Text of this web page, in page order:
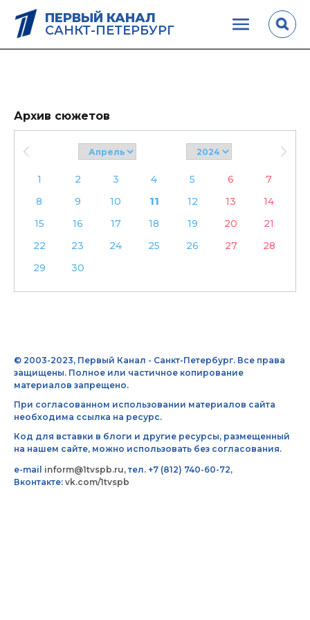
ПЕРВЫЙ КАНАЛ
САНКТ-ПЕТЕРБУРГ
Архив сюжетов
1 2 3 4 5 6
7
8
9 10 11 12 13
14
15
16 17 18 19 20
21
22
23 24 25 26 27
28
29
30
© 2003-2023, Первый Канал - Санкт-Петербург. Все права
защищены. Полное или частичное копирование
материалов запрещено.
При согласованном использовании материалов сайта
необходима ссылка на ресурс.
Код для вставки в блоги и другие ресурсы, размещенный
на нашем сайте, можно использовать без согласования.
e-mail inform@1tvspb.ru, тел. +7 (812) 740-60-72,
Вконтакте: vk.com/1tvspb